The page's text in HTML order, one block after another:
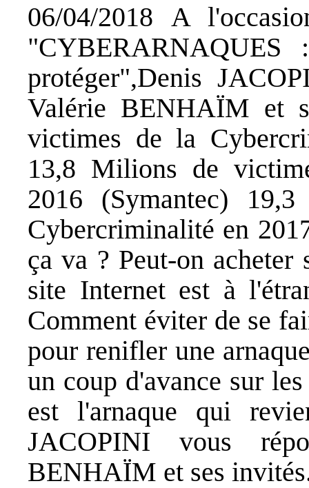
06/04/2018 A
protéger",Denis
Valérie BENHAÏM et
victimes de la
13,8 Milions de
2016 (Symantec)
Cybercriminalité en
ça va ? Peut-on
site Internet est à
Comment éviter de se
pour renifler une
un coup d'avance sur
est l'arnaque qui
JACOPINI vous
BENHAÏM et ses